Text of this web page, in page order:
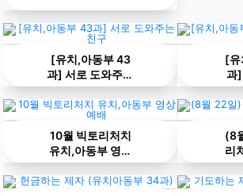
[유치,아동부 43
과] 서로 도와주는
친구
[유
과]
10월 빅토리처치
유치,아동부 영상
예배
(8
리